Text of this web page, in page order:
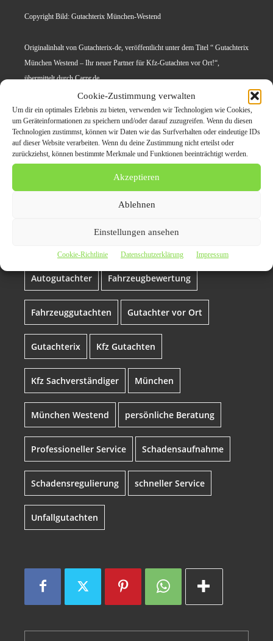
Cookie-Zustimmung verwalten
Um dir ein optimales Erlebnis zu bieten, verwenden wir Technologien wie Cookies,
um Geräteinformationen zu speichern und/oder darauf zuzugreifen. Wenn du diesen
Technologien zustimmst, können wir Daten wie das Surfverhalten oder eindeutige IDs
auf dieser Website verarbeiten. Wenn du deine Zustimmung nicht erteilst oder
zurückziehst, können bestimmte Merkmale und Funktionen beeinträchtigt werden.
Akzeptieren
Ablehnen
Einstellungen ansehen
Cookie-Richtlinie Datenschutzerklärung Impressum
Copyright Bild: Gutachterix München-Westend
Originalinhalt von Gutachterix-de, veröffentlicht unter dem Titel “ Gutachterix
München Westend – Ihr neuer Partner für Kfz-Gutachten vor Ort!“,
übermittelt durch Carpr.de
Themen zum Beitrag
Professionelle Kfz-
Gutachten und
Unfallanalysen in
Partner für schnelle Hilfe
Autogutachter Fahrzeugbewertung
Fahrzeuggutachten Gutachter vor Ort
Gutachterix Kfz Gutachten
Kfz Sachverständiger München
München Westend persönliche Beratung
Professioneller Service Schadensaufnahme
Schadensregulierung schneller Service
Unfallgutachten